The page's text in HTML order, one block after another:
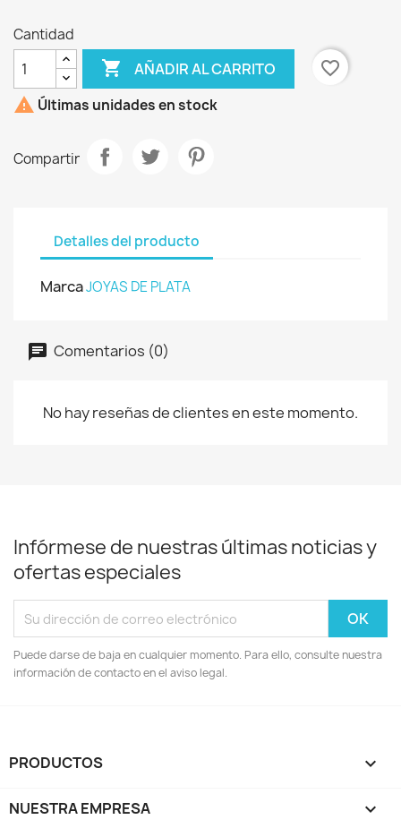
Cantidad
 AÑADIR AL CARRITO
favorite_border
 Últimas unidades en stock
Compartir
Detalles del producto
MarcaJOYAS DE PLATA
Comentarios (0)
No hay reseñas de clientes en este momento.
Infórmese de nuestras últimas noticias y
ofertas especiales
Puede darse de baja en cualquier momento. Para ello, consulte nuestra
información de contacto en el aviso legal.
PRODUCTOS 
NUESTRA EMPRESA 